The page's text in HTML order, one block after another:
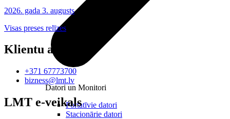
Datori un Monitori
Portatīvie datori
Stacionārie datori
2026. gada 3. augusts
Visas preses relīzes
Klientu atbalsts
+371 67773700
bizness@lmt.lv
LMT e-veikals